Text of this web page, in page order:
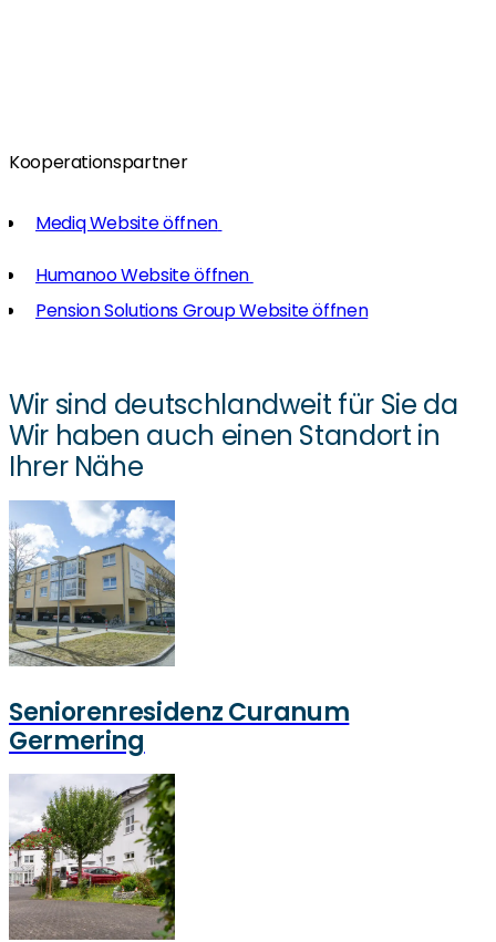
Kooperationspartner
Mediq Website öffnen
Humanoo Website öffnen
Pension Solutions Group Website öffnen
Wir sind deutschlandweit für Sie da
Wir haben auch einen Standort in
Ihrer Nähe
Seniorenresidenz Curanum
Germering